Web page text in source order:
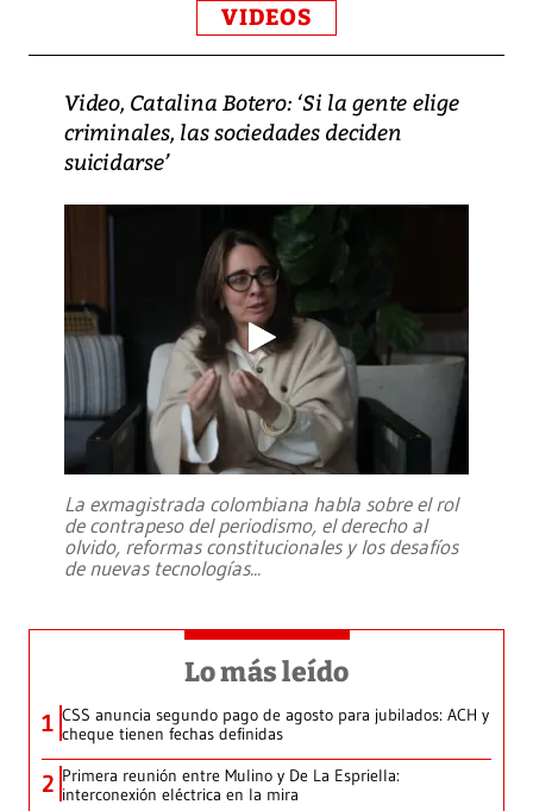
VIDEOS
Video, Catalina Botero: ‘Si la gente elige
criminales, las sociedades deciden
suicidarse’
La exmagistrada colombiana habla sobre el rol
de contrapeso del periodismo, el derecho al
olvido, reformas constitucionales y los desafíos
de nuevas tecnologías...
Lo más leído
1 CSS anuncia segundo pago de agosto para jubilados: ACH y
cheque tienen fechas definidas
2 Primera reunión entre Mulino y De La Espriella:
interconexión eléctrica en la mira